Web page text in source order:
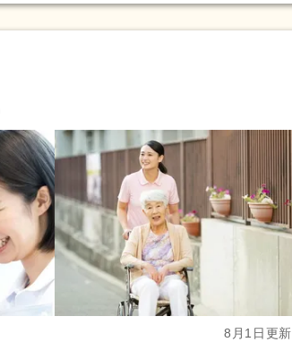
研修(2) 保育士(15)
教員免許(6)
年間休日110日以上(579)
産休あり(4,671)
看護休暇(1,754)
年末年始休暇(578)
研修制度あり(4,788)
昇給あり (5,475)
日・祝給与アップ(289)
8月1日更新